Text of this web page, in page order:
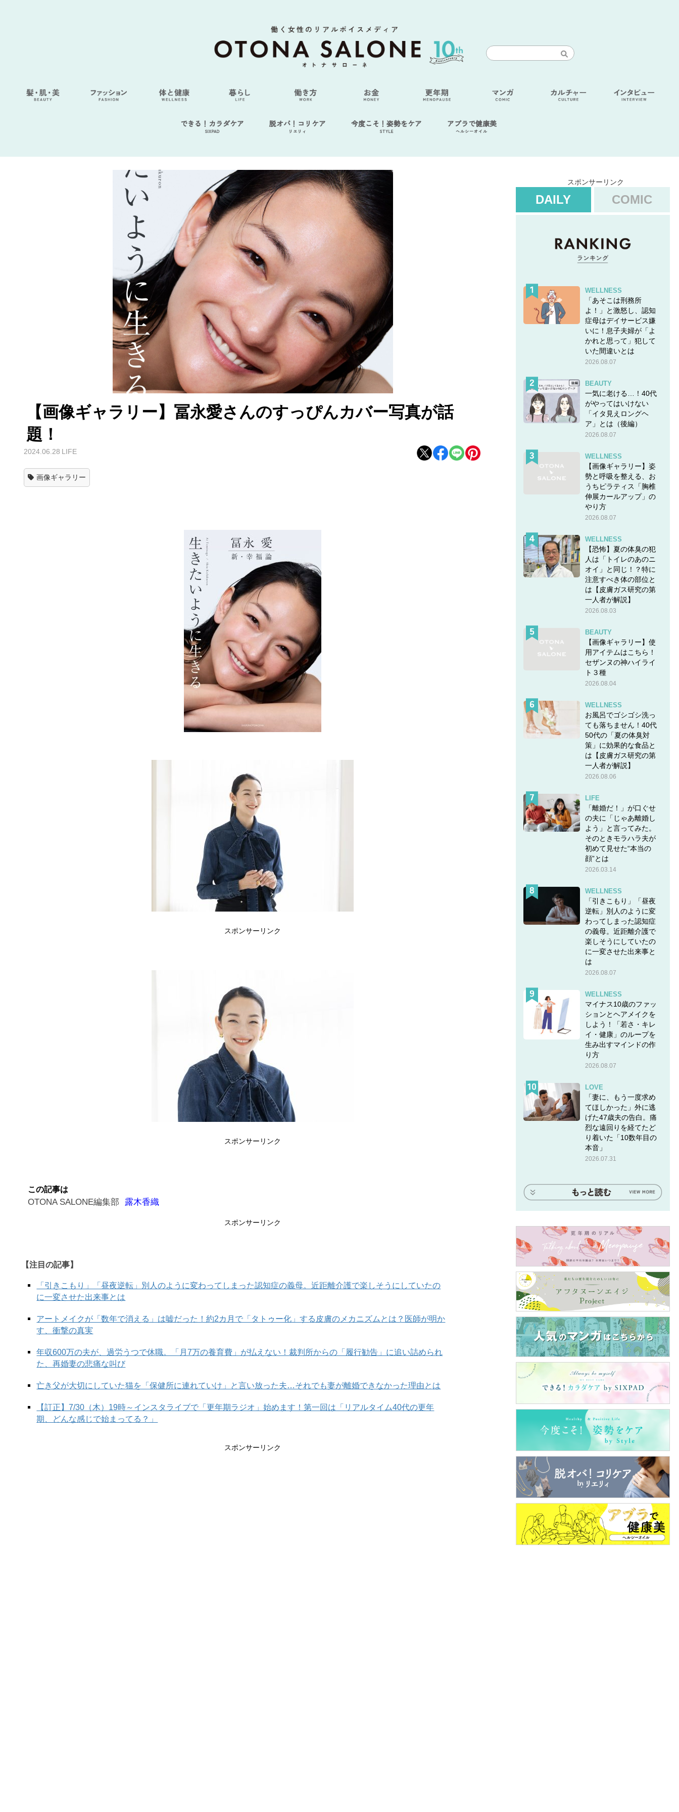
できる！カラダケア
SIXPAD
脱オバ！コリケア
リエリィ
今度こそ！姿勢をケア
STYLE
アブラで健康美
ヘルシーオイル
【画像ギャラリー】冨永愛さんのすっぴんカバー写真が話
題！
2024.06.28 LIFE
画像ギャラリー
スポンサーリンク
スポンサーリンク
この記事は
OTONA SALONE編集部 露木香織
スポンサーリンク
【注目の記事】
「引きこもり」「昼夜逆転」別人のように変わってしまった認知症の義母。近距離介護で楽しそうにしていたの
に一変させた出来事とは
アートメイクが「数年で消える」は嘘だった！約2カ月で「タトゥー化」する皮膚のメカニズムとは？医師が明か
す、衝撃の真実
年収600万の夫が、過労うつで休職。「月7万の養育費」が払えない！裁判所からの「履行勧告」に追い詰められ
た、再婚妻の悲痛な叫び
亡き父が大切にしていた猫を「保健所に連れていけ」と言い放った夫…それでも妻が離婚できなかった理由とは
【訂正】7/30（木）19時～インスタライブで「更年期ラジオ」始めます！第一回は「リアルタイム40代の更年
期、どんな感じで始まってる？」
スポンサーリンク
スポンサーリンク
DAILY COMIC
WELLNESS
「あそこは刑務所
よ！」と激怒し、認知
症母はデイサービス嫌
いに！息子夫婦が「よ
かれと思って」犯して
いた間違いとは
2026.08.07
BEAUTY
一気に老ける…！40代
がやってはいけない
「イタ見えロングヘ
ア」とは（後編）
2026.08.07
WELLNESS
【画像ギャラリー】姿
勢と呼吸を整える、お
うちピラティス「胸椎
伸展カールアップ」の
やり方
2026.08.07
WELLNESS
【恐怖】夏の体臭の犯
人は「トイレのあのニ
オイ」と同じ！？特に
注意すべき体の部位と
は【皮膚ガス研究の第
一人者が解説】
2026.08.03
BEAUTY
【画像ギャラリー】使
用アイテムはこちら！
セザンヌの神ハイライ
ト３種
2026.08.04
WELLNESS
お風呂でゴシゴシ洗っ
ても落ちません！40代
50代の「夏の体臭対
策」に効果的な食品と
は【皮膚ガス研究の第
一人者が解説】
2026.08.06
LIFE
「離婚だ！」が口ぐせ
の夫に「じゃあ離婚し
よう」と言ってみた。
そのときモラハラ夫が
初めて見せた“本当の
顔”とは
2026.03.14
WELLNESS
「引きこもり」「昼夜
逆転」別人のように変
わってしまった認知症
の義母。近距離介護で
楽しそうにしていたの
に一変させた出来事と
は
2026.08.07
WELLNESS
マイナス10歳のファッ
ションとヘアメイクを
しよう！「若さ・キレ
イ・健康」のループを
生み出すマインドの作
り方
2026.08.07
LOVE
「妻に、もう一度求め
てほしかった」外に逃
げた47歳夫の告白。痛
烈な遠回りを経てたど
り着いた「10数年目の
本音」
2026.07.31